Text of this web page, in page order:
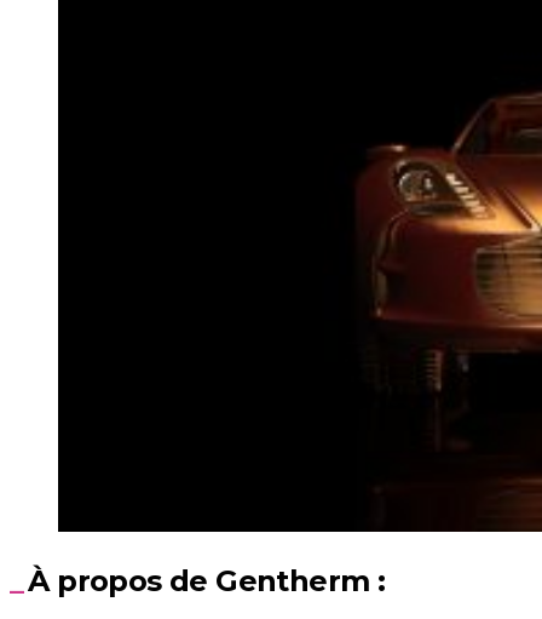
À propos de Gentherm :